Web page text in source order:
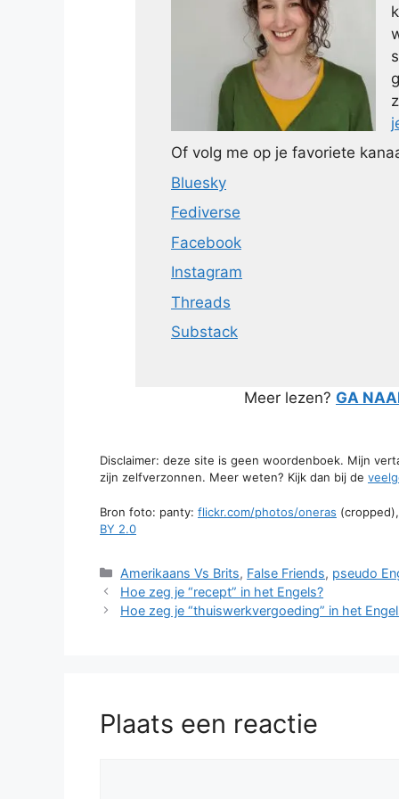
Of volg me op je favoriete
Bluesky
Fediverse
Facebook
Instagram
Threads
Substack
Meer lezen? GA
Disclaimer: deze site is geen woordenboek. Mijn
zijn zelfverzonnen. Meer weten? Kijk dan bij de
Bron foto: panty: flickr.com/photos/oneras
BY 2.0
Categorieën
Amerikaans Vs Brits, False Friends, pseudo
Hoe zeg je “recept” in het Engels?
Hoe zeg je “thuiswerkvergoeding” in het
Plaats een reactie